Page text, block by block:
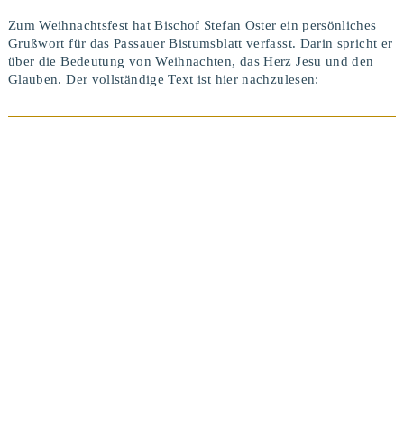
Zum Weihnachtsfest hat Bischof Stefan Oster ein persönliches
Grußwort für das Passauer Bistumsblatt verfasst. Darin spricht er
über die Bedeutung von Weihnachten, das Herz Jesu und den
Glauben. Der vollständige Text ist hier nachzulesen: